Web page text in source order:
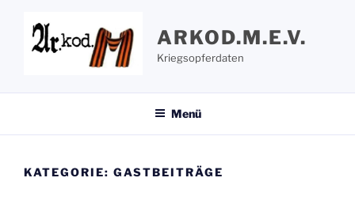
springen
ARKOD.M.E.V.
Kriegsopferdaten
Menü
KATEGORIE: GASTBEITRÄGE